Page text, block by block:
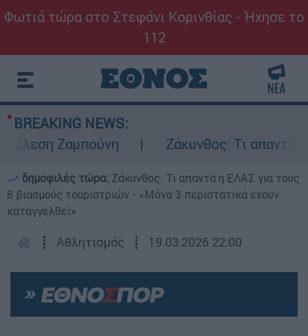
Φωτιά τώρα στο Στεφάνι Κορινθίας - Ήχησε το
112
BREAKING NEWS:
Ζαμπούνη
Ζάκυνθος: Τι απαντά η
δημοφιλές τώρα: Ζάκυνθος: Τι απαντά η ΕΛΑΣ για τους
8 βιασμούς τουριστριών - «Μόνο 3 περιστατικά έχουν
καταγγελθεί»
┋ Αθλητισμός ┋ 19.03.2026 22:00